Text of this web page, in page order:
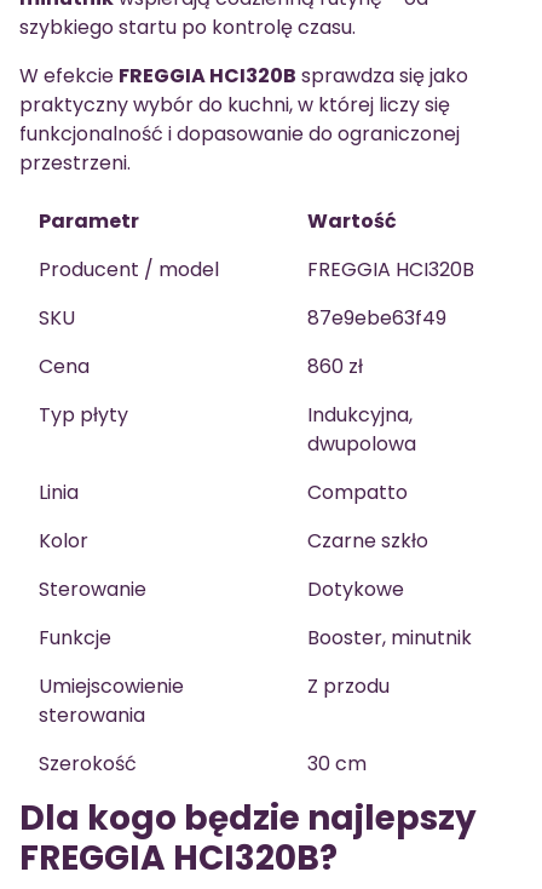
szybkiego startu po kontrolę czasu.
W efekcie FREGGIA HCI320B sprawdza się jako
praktyczny wybór do kuchni, w której liczy się
funkcjonalność i dopasowanie do ograniczonej
przestrzeni.
Parametr
Wartość
Producent / model
FREGGIA HCI320B
SKU
87e9ebe63f49
Cena
860 zł
Typ płyty
Indukcyjna,
dwupolowa
Linia
Compatto
Kolor
Czarne szkło
Sterowanie
Dotykowe
Funkcje
Booster, minutnik
Umiejscowienie
sterowania
Z przodu
Szerokość 30 cm
Dla kogo będzie najlepszy
FREGGIA HCI320B?